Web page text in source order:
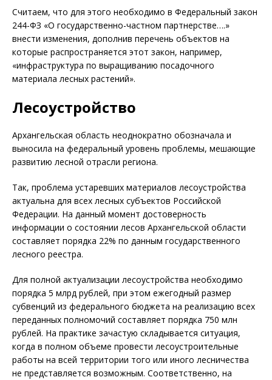
Считаем, что для этого необходимо в Федеральный закон
244-ФЗ «О государственно-частном партнерстве….»
внести изменения, дополнив перечень объектов на
которые распространяется этот закон, например,
«инфраструктура по выращиванию посадочного
материала лесных растений».
Лесоустройство
Архангельская область неоднократно обозначала и
выносила на федеральный уровень проблемы, мешающие
развитию лесной отрасли региона.
Так, проблема устаревших материалов лесоустройства
актуальна для всех лесных субъектов Российской
Федерации. На данный момент достоверность
информации о состоянии лесов Архангельской области
составляет порядка 22% по данным государственного
лесного реестра.
Для полной актуализации лесоустройства необходимо
порядка 5 млрд рублей, при этом ежегодный размер
субвенций из федерального бюджета на реализацию всех
переданных полномочий составляет порядка 750 млн
рублей. На практике зачастую складывается ситуация,
когда в полном объеме провести лесоустроительные
работы на всей территории того или иного лесничества
не представляется возможным. Соответственно, на